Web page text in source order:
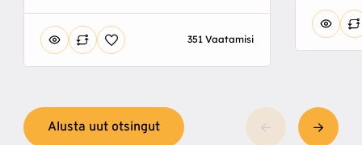
351 Vaatamisi
Alusta uut otsingut